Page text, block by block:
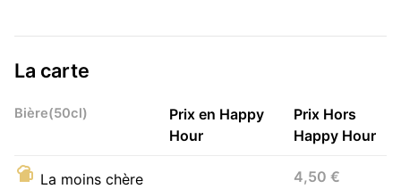
La carte
Bière(50cl)
Prix en Happy
Hour
Prix Hors
Happy Hour
La moins chère 4,50 €